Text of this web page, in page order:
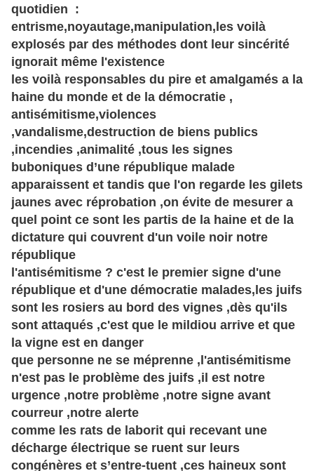
quotidien :
entrisme,noyautage,manipulation,les voilà
explosés par des méthodes dont leur sincérité
ignorait même l'existence
les voilà responsables du pire et amalgamés a la
haine du monde et de la démocratie ,
antisémitisme,violences
,vandalisme,destruction de biens publics
,incendies ,animalité ,tous les signes
buboniques d’une république malade
apparaissent et tandis que l'on regarde les gilets
jaunes avec réprobation ,on évite de mesurer a
quel point ce sont les partis de la haine et de la
dictature qui couvrent d'un voile noir notre
république
l'antisémitisme ? c'est le premier signe d'une
république et d'une démocratie malades,les juifs
sont les rosiers au bord des vignes ,dès qu'ils
sont attaqués ,c'est que le mildiou arrive et que
la vigne est en danger
que personne ne se méprenne ,l'antisémitisme
n'est pas le problème des juifs ,il est notre
urgence ,notre problème ,notre signe avant
courreur ,notre alerte
comme les rats de laborit qui recevant une
décharge électrique se ruent sur leurs
congénères et s’entre-tuent ,ces haineux sont